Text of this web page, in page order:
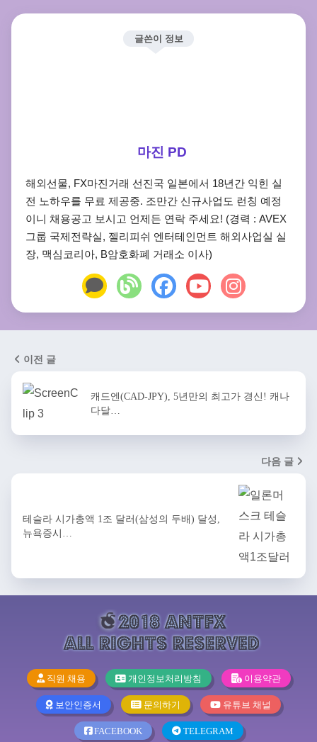
글쓴이 정보
마진 PD
해외선물, FX마진거래 선진국 일본에서 18년간 익힌 실
전 노하우를 무료 제공중. 조만간 신규사업도 런칭 예정
이니 채용공고 보시고 언제든 연락 주세요! (경력 : AVEX
그룹 국제전략실, 젤리피쉬 엔터테인먼트 해외사업실 실
장, 맥심코리아, B암호화폐 거래소 이사)
이전 글
캐드엔(CAD-JPY), 5년만의 최고가 경신! 캐나
다달…
다음 글
테슬라 시가총액 1조 달러(삼성의 두배) 달성,
뉴욕증시…
직원 채용 개인정보처리방침 이용약관
보안인증서 문의하기 유튜브 채널
FACEBOOK TELEGRAM